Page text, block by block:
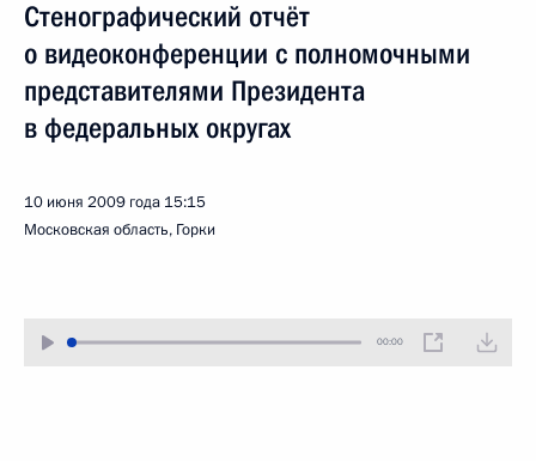
Стенографический отчёт
о видеоконференции с полномочными
представителями Президента
в федеральных округах
10 июня 2009 года 15:15
Московская область, Горки
00:00